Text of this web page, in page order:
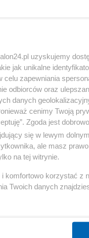
uzyskujemy
jak unikalne
zapewniania
odbiorców oraz
danych
cenimy Twoją
Zgoda jest
się w lewym
ale masz
na tej witrynie.
komfortowo korzystać z
Twoich danych